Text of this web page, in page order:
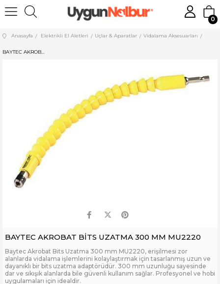
0
Anasayfa Elektrikli El Aletleri Uçlar & Aparatlar Vidalama Aksesuarları
BAYTEC AKROBAT BİTS UZATMA 300 MM MU2220
BAYTEC AKROBAT BİTS UZATMA 300 MM MU2220
Baytec Akrobat Bits Uzatma 300 mm MU2220, erişilmesi zor
alanlarda vidalama işlemlerini kolaylaştırmak için tasarlanmış uzun ve
dayanıklı bir bits uzatma adaptörüdür. 300 mm uzunluğu sayesinde
dar ve sıkışık alanlarda bile güvenli kullanım sağlar. Profesyonel ve hobi
uygulamaları için idealdir.